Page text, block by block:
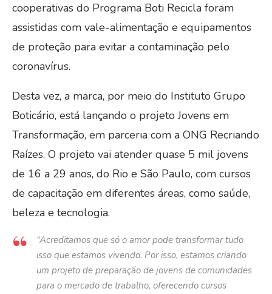
cooperativas do Programa Boti Recicla foram
assistidas com vale-alimentação e equipamentos
de proteção para evitar a contaminação pelo
coronavírus.
Desta vez, a marca, por meio do Instituto Grupo
Boticário, está lançando o projeto Jovens em
Transformação, em parceria com a ONG Recriando
Raízes. O projeto vai atender quase 5 mil jovens
de 16 a 29 anos, do Rio e São Paulo, com cursos
de capacitação em diferentes áreas, como saúde,
beleza e tecnologia.
“Acreditamos que só o amor pode transformar tudo
isso que estamos vivendo. Por isso, estamos criando
um projeto de preparação de jovens de comunidades
para o mercado de trabalho, oferecendo cursos